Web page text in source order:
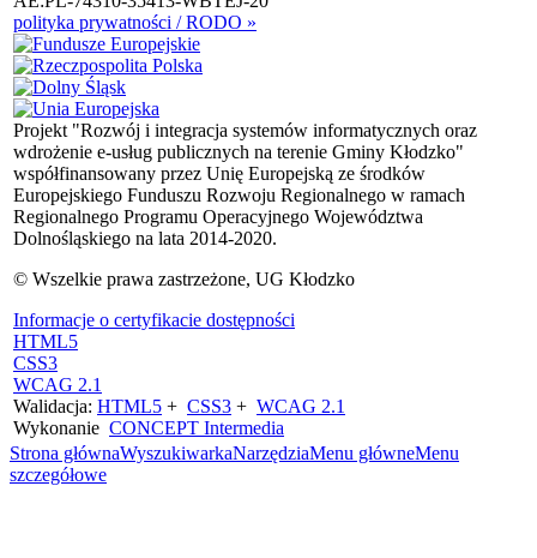
polityka prywatności / RODO »
Projekt "Rozwój i integracja systemów informatycznych oraz
wdrożenie e-usług publicznych na terenie Gminy Kłodzko"
współfinansowany przez Unię Europejską ze środków
Europejskiego Funduszu Rozwoju Regionalnego w ramach
Regionalnego Programu Operacyjnego Województwa
Dolnośląskiego na lata 2014-2020.
© Wszelkie prawa zastrzeżone, UG Kłodzko
Informacje o certyfikacie dostępności
HTML5
CSS3
WCAG 2.1
Walidacja: HTML5 + CSS3 + WCAG 2.1
Wykonanie CONCEPT Intermedia
Strona głównaWyszukiwarkaNarzędziaMenu główneMenu
szczegółowe